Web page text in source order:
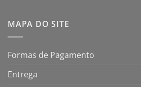
MAPA DO SITE
Formas de Pagamento
Entrega